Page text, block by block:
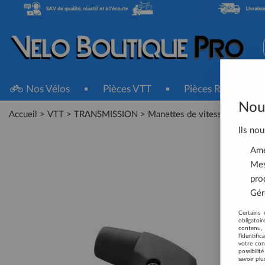
Nos Vélos Pièces VTT Pièces Route
Accueil > VTT > TRANSMISSION > Manettes de vitesses >
Ils
Certains
contenu,
votre
savoir